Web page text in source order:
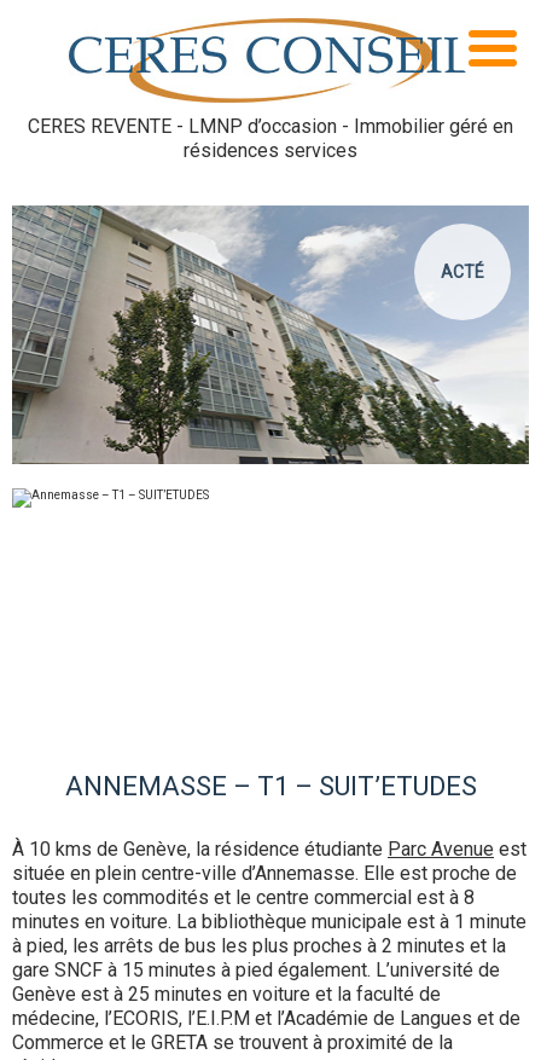
CERES REVENTE - LMNP d’occasion - Immobilier géré en
résidences services
ACTÉ
ANNEMASSE – T1 – SUIT’ETUDES
À 10 kms de Genève, la résidence étudiante Parc Avenue est
située en plein centre-ville d’Annemasse. Elle est proche de
toutes les commodités et le centre commercial est à 8
minutes en voiture. La bibliothèque municipale est à 1 minute
à pied, les arrêts de bus les plus proches à 2 minutes et la
gare SNCF à 15 minutes à pied également. L’université de
Genève est à 25 minutes en voiture et la faculté de
médecine, l’ECORIS, l’E.I.P.M et l’Académie de Langues et de
Commerce et le GRETA se trouvent à proximité de la